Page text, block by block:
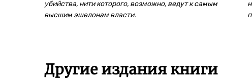
убийства, нити которого, возможно, ведут к самым
высшим эшелонам власти.
Другие издания книги